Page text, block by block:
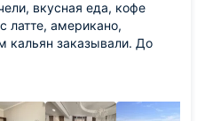
вкусная еда, кофе
латте, американо,
кальян заказывали. До
для пляжного